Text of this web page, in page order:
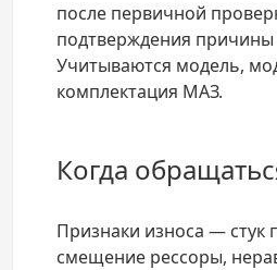
после первичной
подтверждения причины
Учитываются модель,
комплектация МАЗ.
Когда
Признаки износа — стук
смещение рессоры,